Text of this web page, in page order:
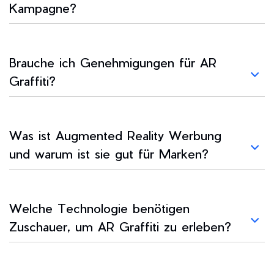
Kampagne?
Brauche ich Genehmigungen für AR
Graffiti?
Was ist Augmented Reality Werbung
und warum ist sie gut für Marken?
Welche Technologie benötigen
Zuschauer, um AR Graffiti zu erleben?